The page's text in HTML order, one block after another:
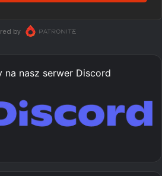
na nasz serwer Discord